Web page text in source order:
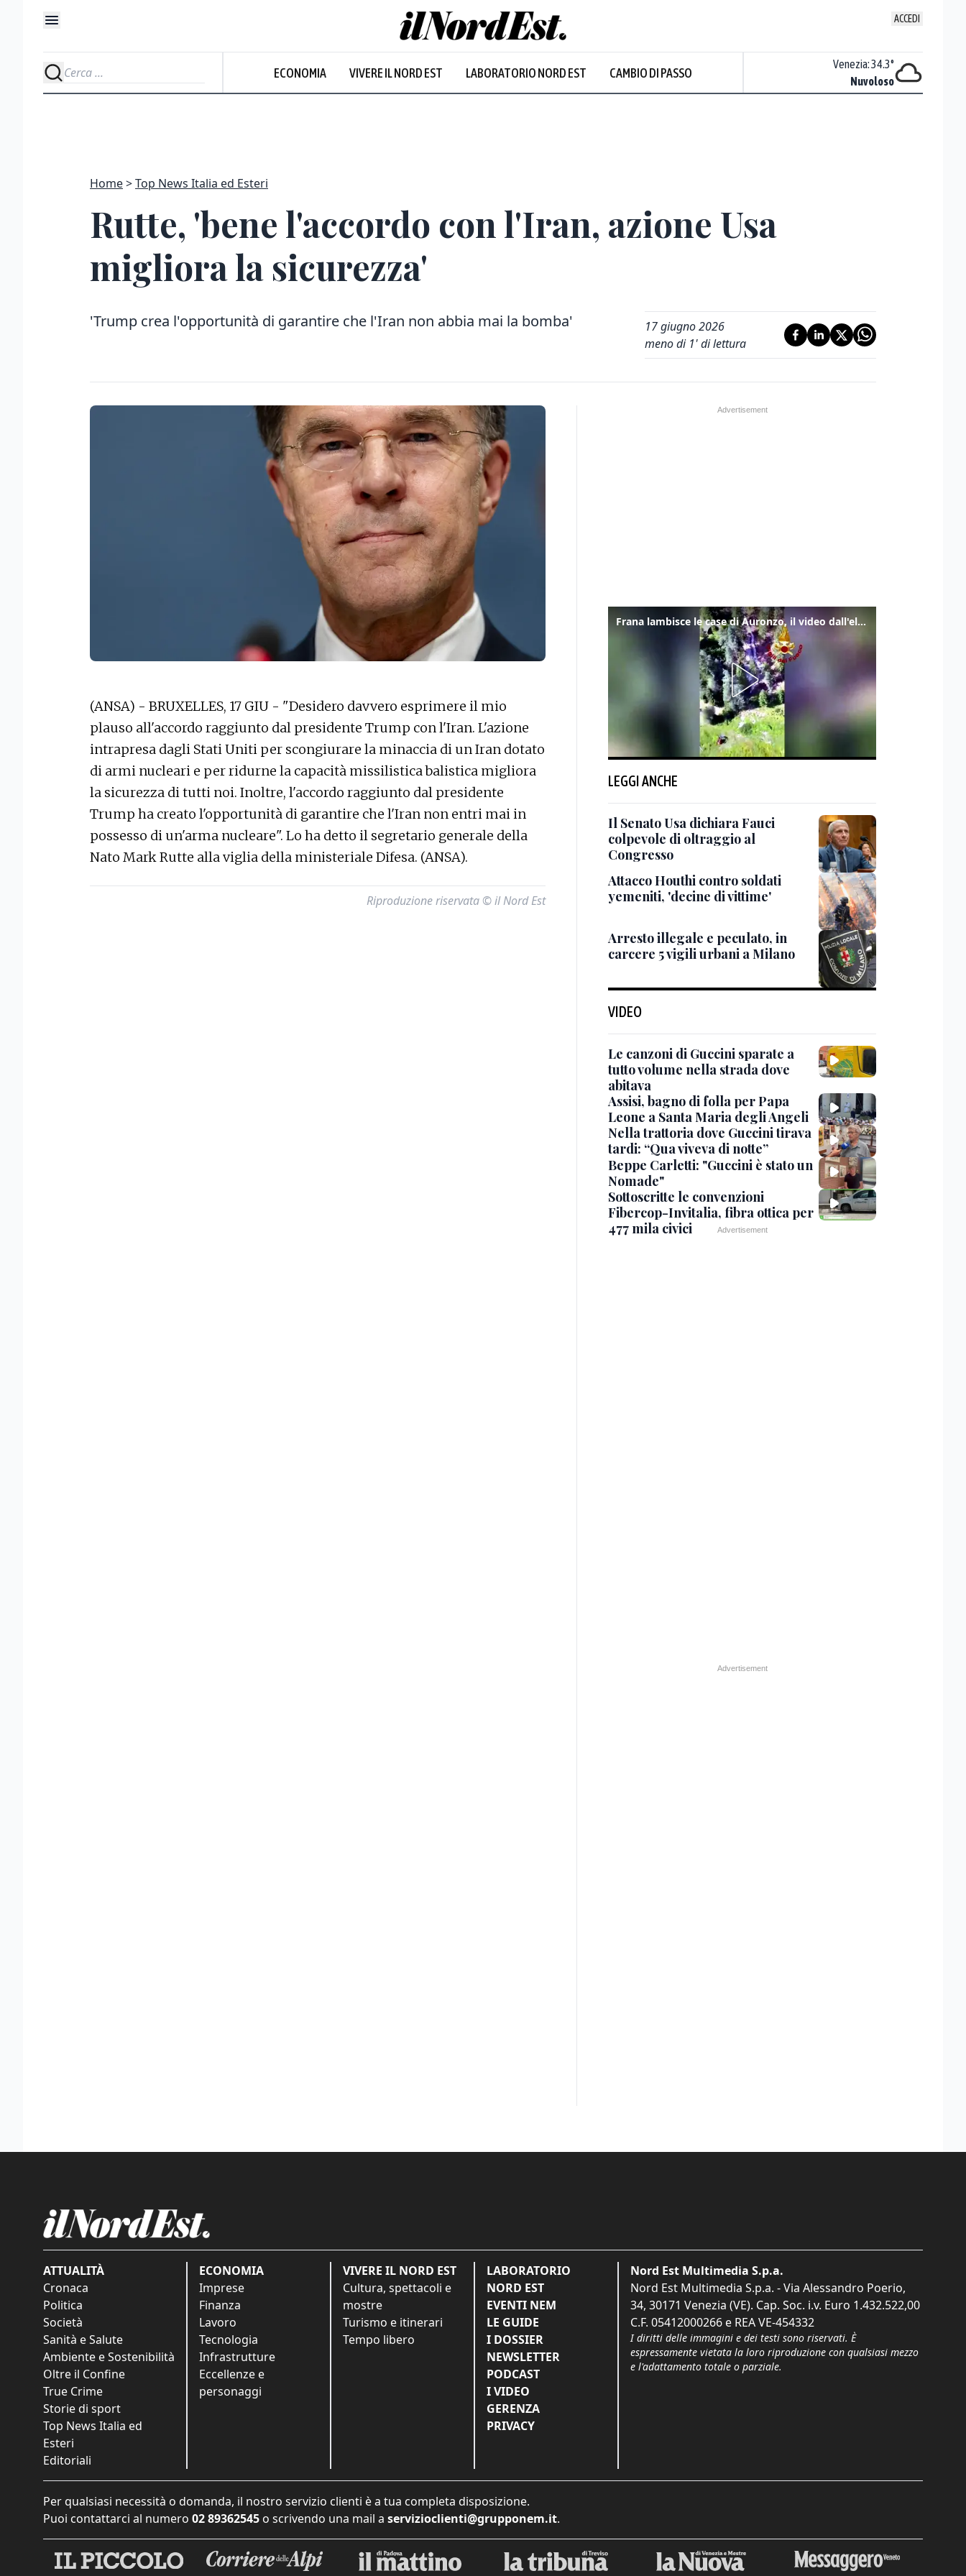
ACCEDI
ECONOMIA VIVERE IL NORD EST LABORATORIO NORD EST CAMBIO DI PASSO
Nuvoloso
Venezia:34.3°
Nuvoloso
Home Top News Italia ed Esteri
Rutte, 'bene l'accordo con l'Iran, azione Usa
migliora la sicurezza'
'Trump crea l'opportunità di garantire che l'Iran non abbia mai la bomba'
17 giugno 2026
meno di 1' di lettura
(ANSA) - BRUXELLES, 17 GIU - "Desidero davvero esprimere il mio
plauso all'accordo raggiunto dal presidente Trump con l'Iran. L'azione
intrapresa dagli Stati Uniti per scongiurare la minaccia di un Iran dotato
di armi nucleari e per ridurne la capacità missilistica balistica migliora
la sicurezza di tutti noi. Inoltre, l'accordo raggiunto dal presidente
Trump ha creato l'opportunità di garantire che l'Iran non entri mai in
possesso di un'arma nucleare". Lo ha detto il segretario generale della
Nato Mark Rutte alla viglia della ministeriale Difesa. (ANSA).
Riproduzione riservata © il Nord Est
Frana lambisce le case di Auronzo, il video dall'elicottero dei vigili del fuoco
LEGGI ANCHE
Il Senato Usa dichiara Fauci
colpevole di oltraggio al
Congresso
Attacco Houthi contro soldati
yemeniti, 'decine di vittime'
Arresto illegale e peculato, in
carcere 5 vigili urbani a Milano
VIDEO
Le canzoni di Guccini sparate a
tutto volume nella strada dove
abitava
Assisi, bagno di folla per Papa
Leone a Santa Maria degli Angeli
Nella trattoria dove Guccini tirava
tardi: “Qua viveva di notte”
Beppe Carletti: "Guccini è stato un
Nomade"
Sottoscritte le convenzioni
Fibercop-Invitalia, fibra ottica per
477 mila civici
ATTUALITÀ
Cronaca
Politica
Società
Sanità e Salute
Ambiente e Sostenibilità
Oltre il Confine
True Crime
Storie di sport
Top News Italia ed
Esteri
Editoriali
ECONOMIA
Imprese
Finanza
Lavoro
Tecnologia
Infrastrutture
Eccellenze e
personaggi
VIVERE IL NORD EST
Cultura, spettacoli e
mostre
Turismo e itinerari
Tempo libero
LABORATORIO
NORD EST
EVENTI NEM
LE GUIDE
I DOSSIER
NEWSLETTER
PODCAST
I VIDEO
GERENZA
PRIVACY
Nord Est Multimedia S.p.a.
Nord Est Multimedia S.p.a. - Via Alessandro Poerio,
34, 30171 Venezia (VE). Cap. Soc. i.v. Euro 1.432.522,00
C.F. 05412000266 e REA VE-454332
I diritti delle immagini e dei testi sono riservati. È
espressamente vietata la loro riproduzione con qualsiasi mezzo
e l'adattamento totale o parziale.
Per qualsiasi necessità o domanda, il nostro servizio clienti è a tua completa disposizione.
Puoi contattarci al numero 02 89362545 o scrivendo una mail a servizioclienti@grupponem.it.